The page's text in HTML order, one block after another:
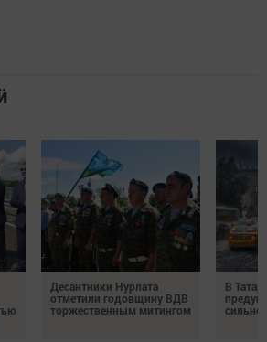
Десантники Нурлата
отметили годовщину ВДВ
торжественным митингом
В